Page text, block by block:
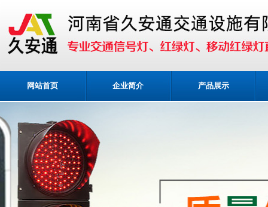
网站首页 企业简介 产品展示